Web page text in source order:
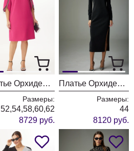
Платье ОрхидеяЛюкс 1353
Размеры:
52,54,58,60,62
8729 руб.
Платье ОрхидеяЛюкс 1340
Размеры:
44
8120 руб.